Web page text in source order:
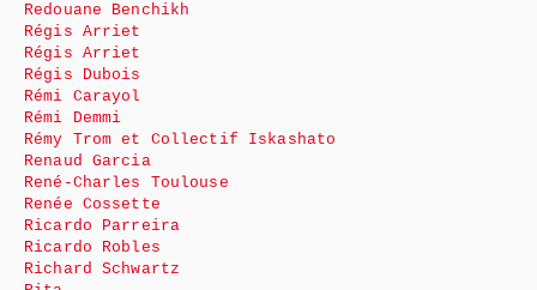
Redouane Benchikh
Régis Arriet
Régis Arriet
Régis Dubois
Rémi Carayol
Rémi Demmi
Rémy Trom et Collectif Iskashato
Renaud Garcia
René-Charles Toulouse
Renée Cossette
Ricardo Parreira
Ricardo Robles
Richard Schwartz